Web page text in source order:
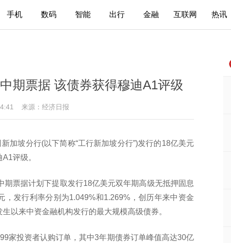
手机 数码 智能 出行 金融 互联网 热讯
期票据 该债券获得穆迪A1评级
来源：经济日报
加坡分行(以下简称“工行新加坡分行”)发行的18亿美元
评级。
票据计划下提取发行18亿美元双年期高级无抵押固息
发行利率分别为1.049%和1.269%，创历年来中资金
以来中资金融机构发行的最大规模高级债券。
家投资者认购订单，其中3年期债券订单峰值高达30亿